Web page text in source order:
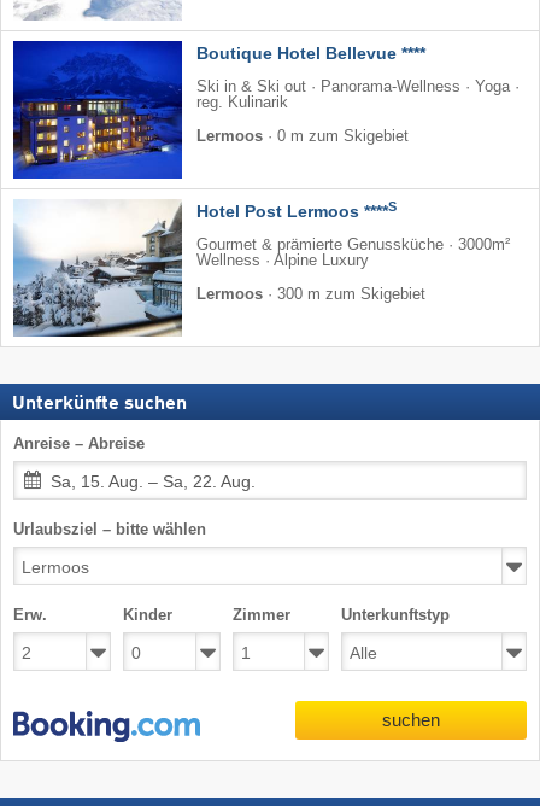
Boutique Hotel Bellevue ****
Ski in & Ski out · Panorama-Wellness · Yoga ·
reg. Kulinarik
Lermoos · 0 m zum Skigebiet
Hotel Post Lermoos ****S
Gourmet & prämierte Genussküche · 3000m²
Wellness · Alpine Luxury
Lermoos · 300 m zum Skigebiet
Unterkünfte suchen
Anreise – Abreise
Sa, 15. Aug. – Sa, 22. Aug.
Urlaubsziel – bitte wählen
Erw. Kinder Zimmer Unterkunftstyp
suchen